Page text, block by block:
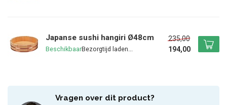
Japanse sushi hangiri Ø48cm
Beschikbaar
235,00
194,00
Vragen over dit product?